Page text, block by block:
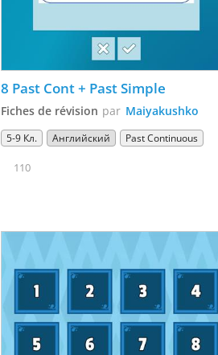
8 Past Cont + Past Simple
Fiches de révision par Maiyakushko
5-9 Кл. Английский Past Continuous
110